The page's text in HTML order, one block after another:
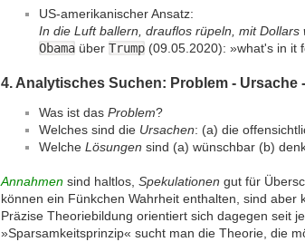
US-amerikanischer Ansatz:
In die Luft ballern, drauflos rüpeln, mit Dollars
Obama über Trump (09.05.2020): »what's in it
4. Analytisches Suchen: Problem - Ursache
Was ist das Problem?
Welches sind die Ursachen: (a) die
Welche Lösungen sind (a) wünschbar (b)
Annahmen sind haltlos, Spekulationen gut für
können ein Fünkchen Wahrheit enthalten, sind aber
Präzise Theoriebildung orientiert sich dagegen seit
»Sparsamkeitsprinzip« sucht man die Theorie, die